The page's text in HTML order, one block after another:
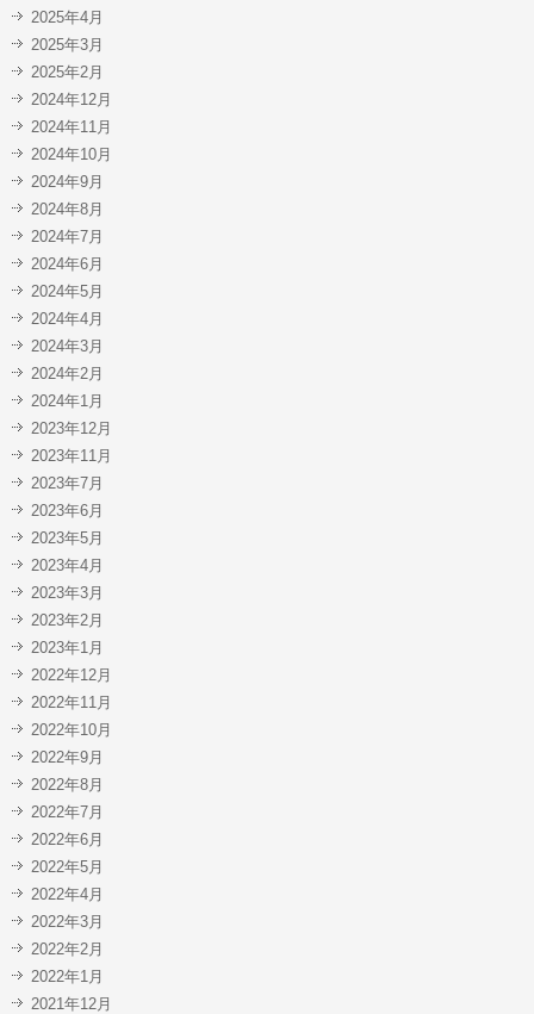
2025年4月
2025年3月
2025年2月
2024年12月
2024年11月
2024年10月
2024年9月
2024年8月
2024年7月
2024年6月
2024年5月
2024年4月
2024年3月
2024年2月
2024年1月
2023年12月
2023年11月
2023年7月
2023年6月
2023年5月
2023年4月
2023年3月
2023年2月
2023年1月
2022年12月
2022年11月
2022年10月
2022年9月
2022年8月
2022年7月
2022年6月
2022年5月
2022年4月
2022年3月
2022年2月
2022年1月
2021年12月